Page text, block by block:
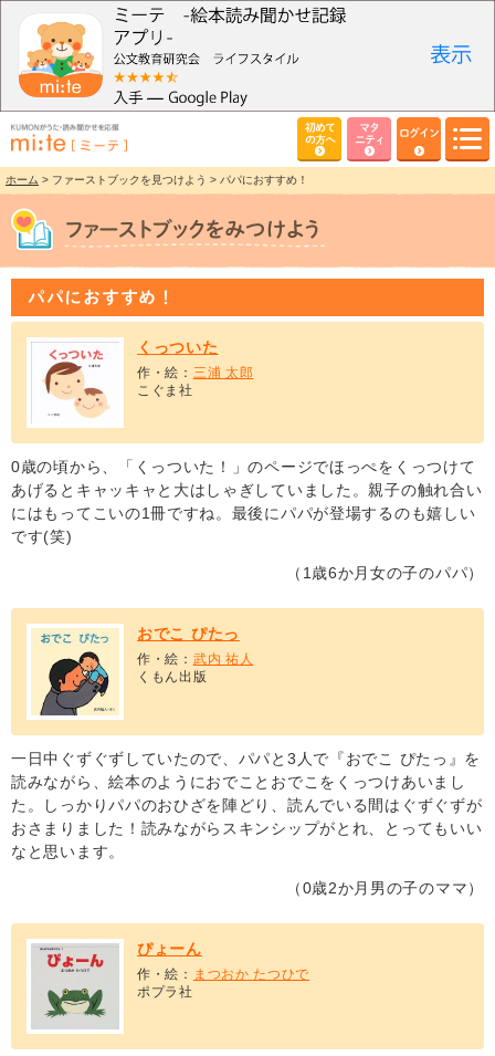
初めて
の方へ
マタ
ニティ
ログイン
ホーム > ファーストブックを見つけよう > パパにおすすめ！
パパにおすすめ！
くっついた
作・絵： 三浦 太郎
こぐま社
0歳の頃から、「くっついた！」のページでほっぺをくっつけて
あげるとキャッキャと大はしゃぎしていました。親子の触れ合い
にはもってこいの1冊ですね。最後にパパが登場するのも嬉しい
です(笑)
（1歳6か月女の子のパパ）
おでこ ぴたっ
作・絵： 武内 祐人
くもん出版
一日中ぐずぐずしていたので、パパと3人で『おでこ ぴたっ』を
読みながら、絵本のようにおでことおでこをくっつけあいまし
た。しっかりパパのおひざを陣どり、読んでいる間はぐずぐずが
おさまりました！読みながらスキンシップがとれ、とってもいい
なと思います。
（0歳2か月男の子のママ）
ぴょーん
作・絵： まつおか たつひで
ポプラ社